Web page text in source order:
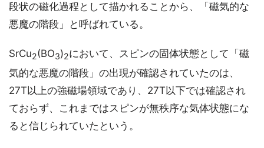
段状の磁化過程として描かれることから、「磁気的な
悪魔の階段」と呼ばれている。
SrCu2(BO3)2において、スピンの固体状態として「磁
気的な悪魔の階段」の出現が確認されていたのは、
27T以上の強磁場領域であり、27T以下では確認され
ておらず、これまではスピンが無秩序な気体状態にな
ると信じられていたという。